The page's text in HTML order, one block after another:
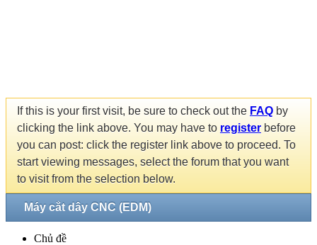
If this is your first visit, be sure to check out the FAQ by
clicking the link above. You may have to register before
you can post: click the register link above to proceed. To
start viewing messages, select the forum that you want
to visit from the selection below.
Máy cắt dây CNC (EDM)
Chủ đề